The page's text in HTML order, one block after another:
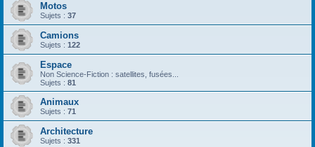
Motos
Sujets : 37
Camions
Sujets : 122
Espace
Non Science-Fiction : satellites, fusées...
Sujets : 81
Animaux
Sujets : 71
Architecture
Sujets : 331